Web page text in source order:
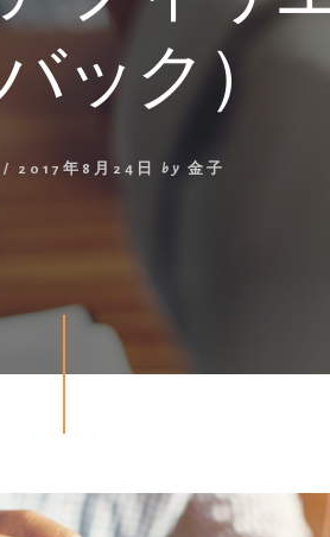
ック）
/ 2017年8月24日 by 金子